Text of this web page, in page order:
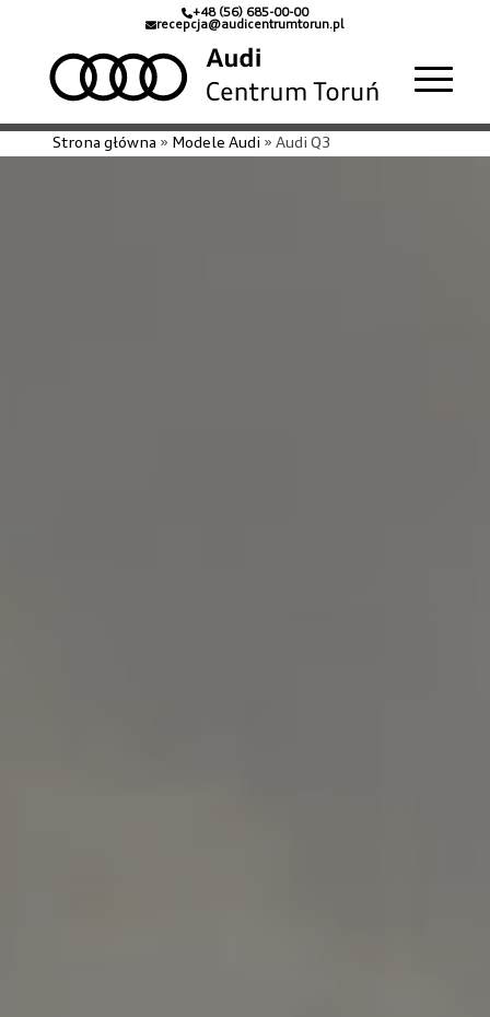
+48 (56) 685-00-00
recepcja@audicentrumtorun.pl
Strona główna » Modele Audi » Audi Q3